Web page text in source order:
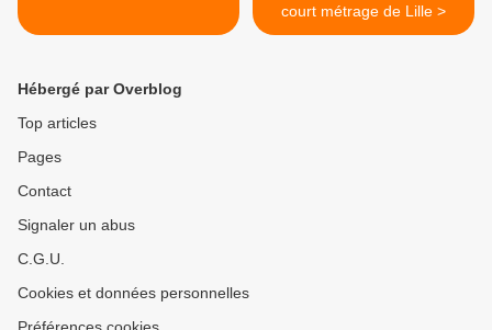
court métrage de Lille >
Hébergé par Overblog
Top articles
Pages
Contact
Signaler un abus
C.G.U.
Cookies et données personnelles